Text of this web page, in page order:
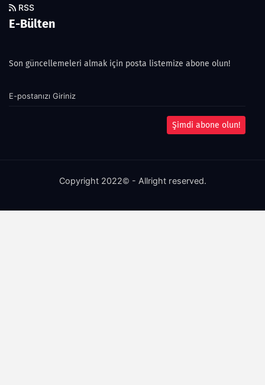
RSS
E-Bülten
Son güncellemeleri almak için posta listemize abone olun!
Şimdi abone olun!
Copyright 2022© - Allright reserved.